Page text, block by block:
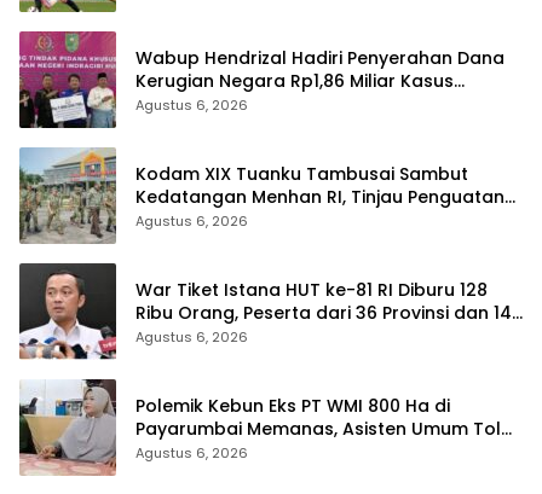
Wabup Hendrizal Hadiri Penyerahan Dana
Kerugian Negara Rp1,86 Miliar Kasus
Korupsi BPR Indra Arta
Agustus 6, 2026
Kodam XIX Tuanku Tambusai Sambut
Kedatangan Menhan RI, Tinjau Penguatan
Yonif TP di Bengkalis dan Kampar
Agustus 6, 2026
War Tiket Istana HUT ke-81 RI Diburu 128
Ribu Orang, Peserta dari 36 Provinsi dan 14
Negara
Agustus 6, 2026
Polemik Kebun Eks PT WMI 800 Ha di
Payarumbai Memanas, Asisten Umum Tolak
Dikelola Agrinas dan Tantang Presiden
Agustus 6, 2026